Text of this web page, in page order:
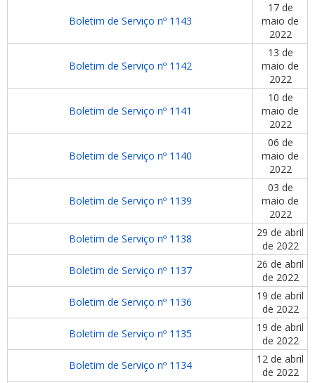
Boletim de Serviço nº 1143
17 de
maio de
2022
Boletim de Serviço nº 1142
13 de
maio de
2022
Boletim de Serviço nº 1141
10 de
maio de
2022
Boletim de Serviço nº 1140
06 de
maio de
2022
Boletim de Serviço nº 1139
03 de
maio de
2022
Boletim de Serviço nº 1138
29 de abril
de 2022
Boletim de Serviço nº 1137
26 de abril
de 2022
Boletim de Serviço nº 1136
19 de abril
de 2022
Boletim de Serviço nº 1135
19 de abril
de 2022
Boletim de Serviço nº 1134
12 de abril
de 2022